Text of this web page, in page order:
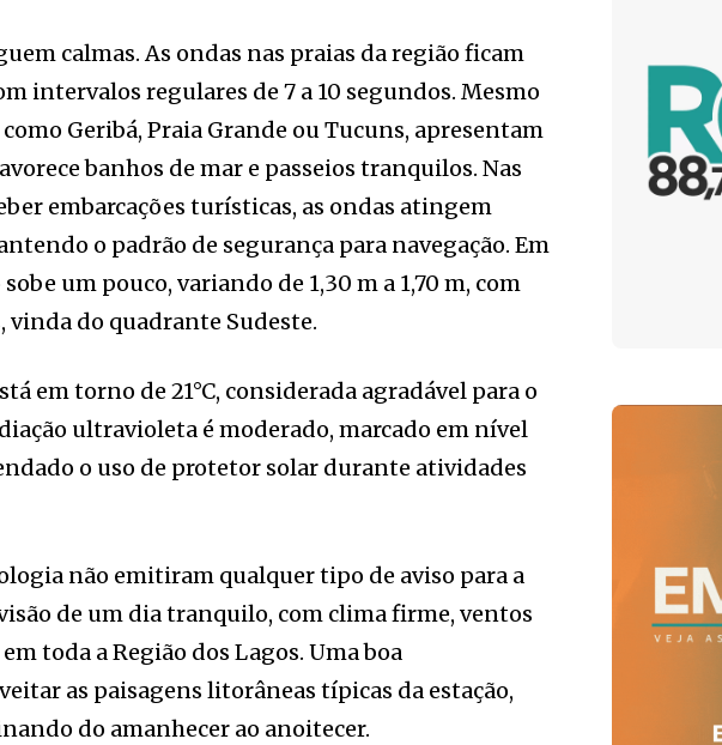
calmas. As ondas nas praias da região ficam
intervalos regulares de 7 a 10 segundos. Mesmo
Geribá, Praia Grande ou Tucuns, apresentam
banhos de mar e passeios tranquilos. Nas
embarcações turísticas, as ondas atingem
o padrão de segurança para navegação. Em
um pouco, variando de 1,30 m a 1,70 m, com
do quadrante Sudeste.
em torno de 21°C, considerada agradável para o
ultravioleta é moderado, marcado em nível
o uso de protetor solar durante atividades
não emitiram qualquer tipo de aviso para a
de um dia tranquilo, com clima firme, ventos
toda a Região dos Lagos. Uma boa
as paisagens litorâneas típicas da estação,
do amanhecer ao anoitecer.